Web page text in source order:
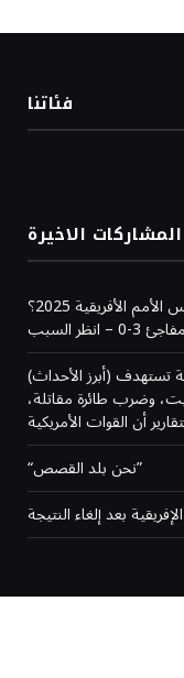
فئاتنا
المشاركات الاخيرة
لماذا تم تجريد السنغال من لقب كأس الأمم الأفريقية 2025؟ CAF
السبب
(أبرز الأحداث) الأخبار العاجلة اليوم، 15 مارس: غارة إيرانية تستهدف
وضرب طائرة مقاتلة،
“نحن بلد القصص”
بعد إلغاء النتيجة